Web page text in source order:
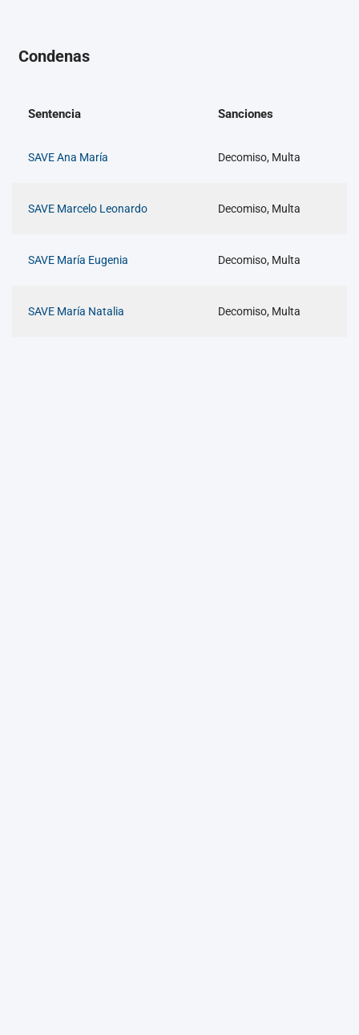
Condenas
Sentencia Sanciones
SAVE Ana María Decomiso, Multa
SAVE Marcelo Leonardo Decomiso, Multa
SAVE María Eugenia Decomiso, Multa
SAVE María Natalia Decomiso, Multa